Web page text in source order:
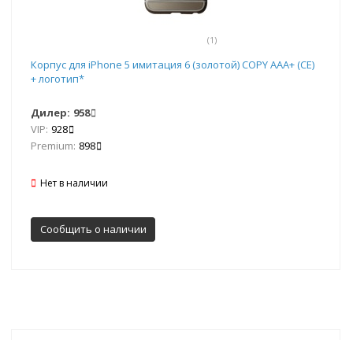
(1)
Корпус для iPhone 5 имитация 6 (золотой) COPY AAA+ (CE)
+ логотип*
Дилер: 958
VIP: 928
Premium: 898
Нет в наличии
Сообщить о наличии